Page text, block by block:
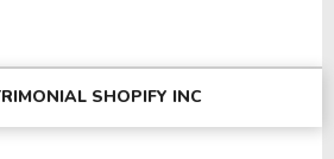
SHOPIFY INC